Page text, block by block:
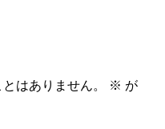
はありません。 ※ が